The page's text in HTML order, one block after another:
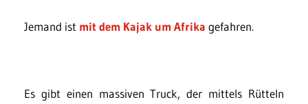
Jemand ist mit dem Kajak um Afrika gefahren.
Es gibt einen massiven Truck, der mittels Rütteln